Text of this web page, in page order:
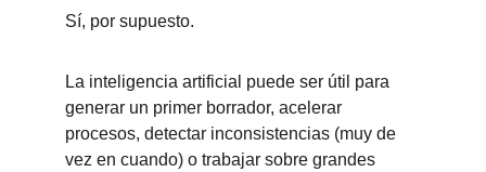
Sí, por supuesto.
La inteligencia artificial puede ser útil para
generar un primer borrador, acelerar
procesos, detectar inconsistencias (muy de
vez en cuando) o trabajar sobre grandes